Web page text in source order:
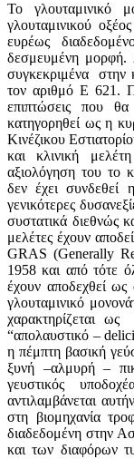
Το γλουταμινικό
γλουταμινικού
ευρέως
δεσμευμένη μορφή.
συγκεκριμένα στην
τον αριθμό Ε 621.
επιπτώσεις που
κατηγορηθεί ως η
Κινέζικου
και κλινική
αξιολόγηση του το
δεν έχει συνδεθεί
γενικότερες
συστατικά διεθνώς
μελέτες έχουν
GRAS (Generally
1958 και από τότε
έχουν αποδεχθεί ως
γλουταμινικό
χαρακτηρίζεται
“απολαυστικό –
η πέμπτη βασική
ξυνή –αλμυρή –
γευστικός
αντιλαμβάνεται
στη βιομηχανία
διαδεδομένη στην
και των διαφόρων